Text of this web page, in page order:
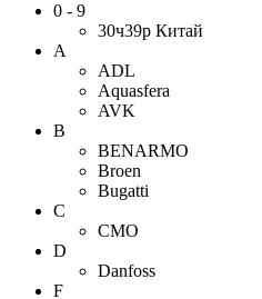
0 - 9
30ч39р Китай
A
ADL
Aquasfera
AVK
B
BENARMO
Broen
Bugatti
C
CMO
D
Danfoss
F